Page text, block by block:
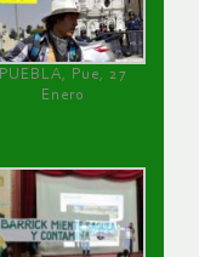
PUEBLA, Pue, 27
Enero